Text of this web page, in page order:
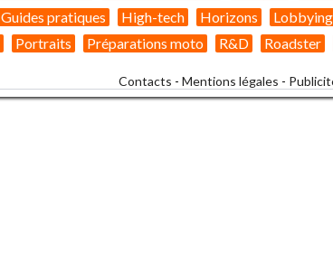
Guides pratiques High-tech Horizons Lobbying
Portraits Préparations moto R&D Roadster
Contacts - Mentions légales -